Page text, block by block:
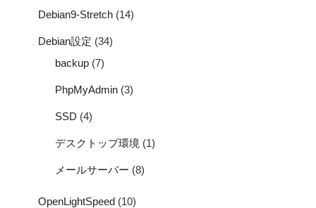
Debian9-Stretch (14)
Debian設定 (34)
backup (7)
PhpMyAdmin (3)
SSD (4)
デスクトップ環境 (1)
メールサーバー (8)
OpenLightSpeed (10)